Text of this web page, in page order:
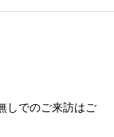
しでのご来訪はご